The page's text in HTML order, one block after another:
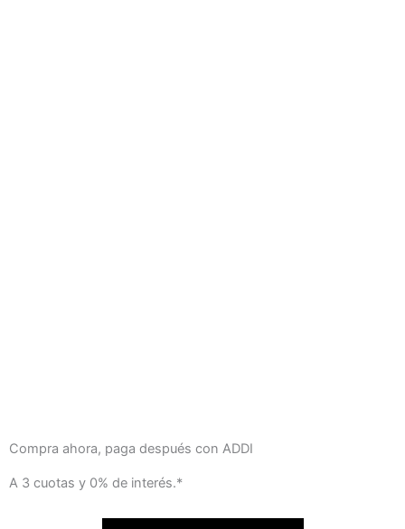
Compra ahora, paga después con ADDI
A 3 cuotas y 0% de interés.*